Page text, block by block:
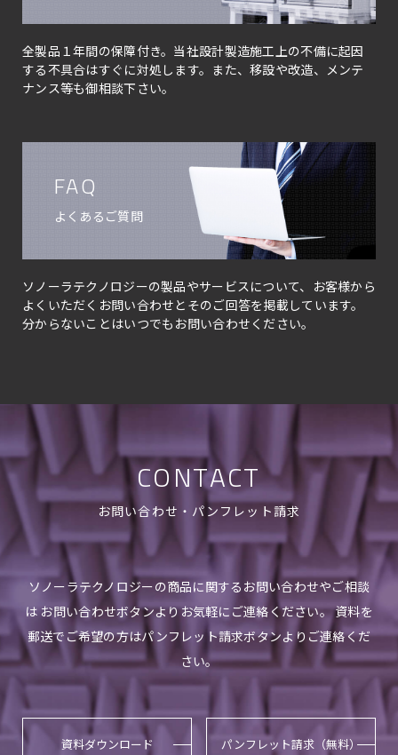
全製品１年間の保障付き。当社設計製造施工上の不備に起因
する不具合はすぐに対処します。また、移設や改造、メンテ
ナンス等も御相談下さい。
FAQ
よくあるご質問
ソノーラテクノロジーの製品やサービスについて、お客様から
よくいただくお問い合わせとそのご回答を掲載しています。
分からないことはいつでもお問い合わせください。
CONTACT
お問い合わせ・パンフレット請求
ソノーラテクノロジーの商品に関するお問い合わせやご相談
は お問い合わせボタンよりお気軽にご連絡ください。 資料を
郵送でご希望の方はパンフレット請求ボタンよりご連絡くだ
さい。
資料ダウンロード パンフレット請求（無料）